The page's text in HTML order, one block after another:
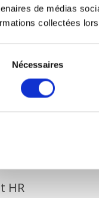
de médias
collectées
Nécessaires
ventilation
et remettre les
votre filtre
entre temps.
de 92%. La
plus élevée et
et les normes de
HR